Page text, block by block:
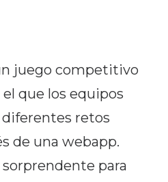
juego competitivo
que los equipos
retos
de una webapp.
sorprendente para